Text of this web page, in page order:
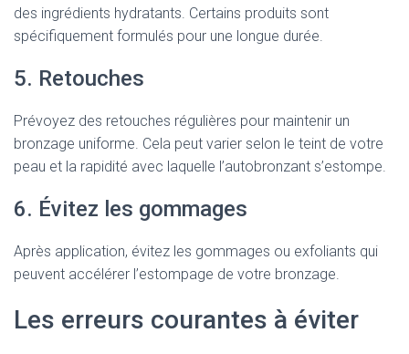
des ingrédients hydratants. Certains produits sont
spécifiquement formulés pour une longue durée.
5. Retouches
Prévoyez des retouches régulières pour maintenir un
bronzage uniforme. Cela peut varier selon le teint de votre
peau et la rapidité avec laquelle l’autobronzant s’estompe.
6. Évitez les gommages
Après application, évitez les gommages ou exfoliants qui
peuvent accélérer l’estompage de votre bronzage.
Les erreurs courantes à éviter